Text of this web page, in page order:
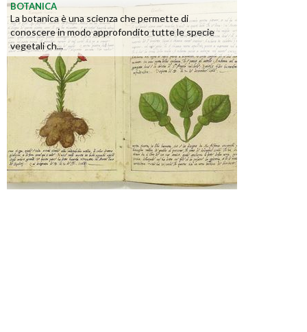
BOTANICA
La botanica è una scienza che permette di
conoscere in modo approfondito tutte le specie
vegetali ch...